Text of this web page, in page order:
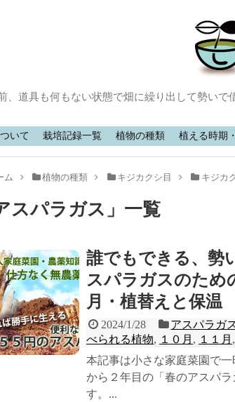
、道具も何もない状態で畑に繰り出して勢い
いて 栽培記録一覧 植物の種類 植える時期
ム 植物の種類 キジカクシ目 キジカ
スパラガス 」 一覧
誰でもできる、勢
スパラガスのため
月・植替えと保温
2024/1/28 アスパラガ
べられる植物, １０月 , １１月 ,
本記事は小さな家庭菜園で
から２年目の「春のアスパ
す。...